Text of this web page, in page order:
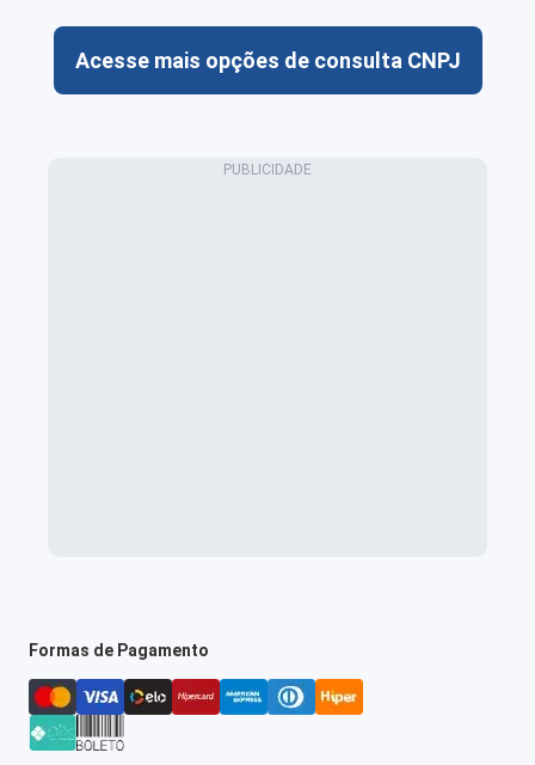
Acesse mais opções de consulta CNPJ
Formas de Pagamento